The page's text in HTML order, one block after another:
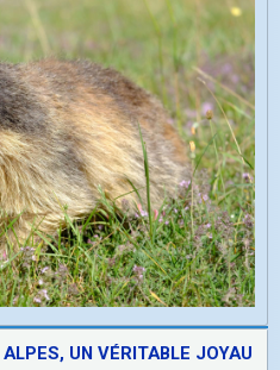
UN VÉRITABLE JOYAU